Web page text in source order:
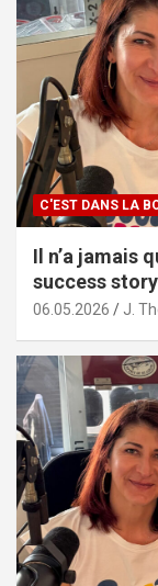
C'EST DANS LA
Il n’a jamais
success
06.05.2026 J.